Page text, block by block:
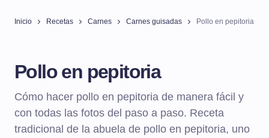
Inicio Recetas Carnes Carnes guisadas Pollo en pepitoria
Pollo en pepitoria
Cómo hacer pollo en pepitoria de manera fácil y
con todas las fotos del paso a paso. Receta
tradicional de la abuela de pollo en pepitoria, uno